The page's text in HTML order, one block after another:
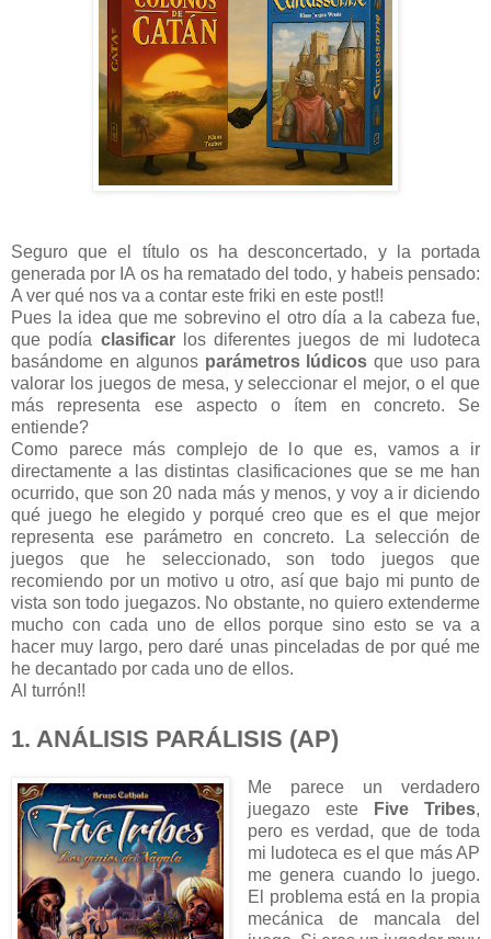
Seguro que el título os ha desconcertado, y la portada
generada por IA os ha rematado del todo, y habeis pensado:
A ver qué nos va a contar este friki en este post!!
Pues la idea que me sobrevino el otro día a la cabeza fue,
que podía clasificarlos diferentes juegos de mi ludoteca
basándome en algunos parámetros lúdicos que uso para
valorar los juegos de mesa, y seleccionar el mejor, o el que
más representa ese aspecto o ítem en concreto. Se
entiende?
Como parece más complejo de lo que es, vamos a ir
directamente a las distintas clasificaciones que se me han
ocurrido, que son 20 nada más y menos, y voy a ir diciendo
qué juego he elegido y porqué creo que es el que mejor
representa ese parámetro en concreto. La selección de
juegos que he seleccionado, son todo juegos que
recomiendo por un motivo u otro, así que bajo mi punto de
vista son todo juegazos. No obstante, no quiero extenderme
mucho con cada uno de ellos porque sino esto se va a
hacer muy largo, pero daré unas pinceladas de por qué me
he decantado por cada uno de ellos.
Al turrón!!
1. ANÁLISIS PARÁLISIS (AP)
Me parece un verdadero
juegazo este
Five Tribes,
pero es verdad, que de toda
mi ludoteca es el que más AP
me genera cuando lo juego.
El problema está en la propia
mecánica de mancala del